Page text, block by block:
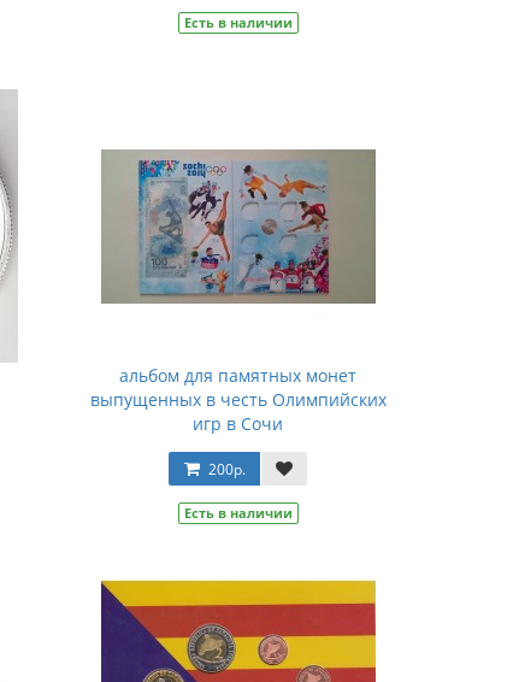
Есть в наличии
альбом для памятных монет
выпущенных в честь Олимпийских
игр в Сочи
200р.
Есть в наличии